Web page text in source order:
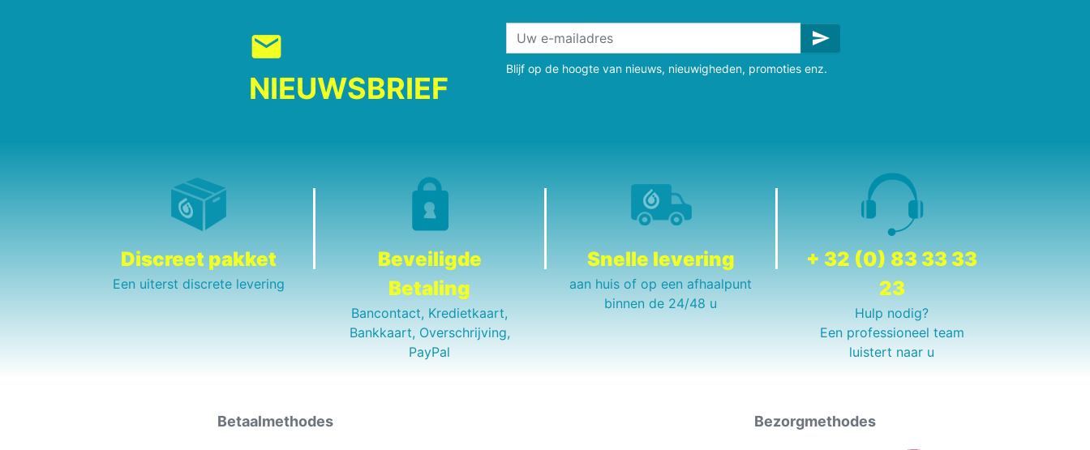
mail
NIEUWSBRIEF
send
Blijf op de hoogte van nieuws, nieuwigheden, promoties enz.
Discreet pakket
Een uiterst discrete levering
Beveiligde
Betaling
Bancontact, Kredietkaart,
Bankkaart, Overschrijving,
PayPal
Snelle levering
aan huis of op een afhaalpunt
binnen de 24/48 u
+ 32 (0) 83 33 33
23
Hulp nodig?
Een professioneel team
luistert naar u
Betaalmethodes Bezorgmethodes